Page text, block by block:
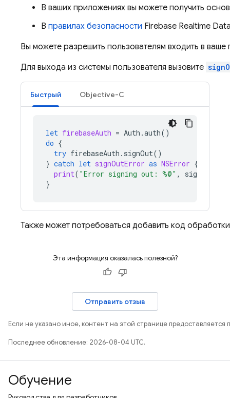
В ваших приложениях вы можете получить
В правилах безопасности Firebase Realtime
Вы можете разрешить пользователям входить в
Для выхода из системы пользователя вызовите
Быстрый Objective-C
let firebaseAuth = Auth .auth()
do {
try firebaseAuth . signOut()
} catch let signOutError as NSError {
print( "Error signing out: %@" ,
}
Также может потребоваться добавить код
Эта информация оказалась полезной?
Отправить отзыв
Если не указано иное, контент на этой странице предоставляется
Последнее обновление: 2026-08-04 UTC.
Обучение